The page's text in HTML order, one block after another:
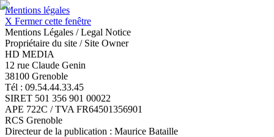
Mentions légales
X Fermer cette fenêtre
Mentions Légales / Legal Notice
Propriétaire du site / Site Owner
HD MEDIA
12 rue Claude Genin
38100 Grenoble
Tél : 09.54.44.33.45
SIRET 501 356 901 00022
APE 722C / TVA FR64501356901
RCS Grenoble
Directeur de la publication : Maurice Bataille